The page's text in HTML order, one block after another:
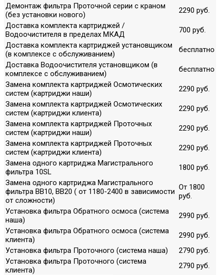
Демонтаж фильтра Проточной серии с краном
(без установки нового)
2290 руб.
Доставка комплекта картриджей /
Водоочистителя в пределах МКАД
700 руб.
Доставка комплекта картриджей установщиком
(в комплексе с обслуживанием)
бесплатно
Доставка Водоочистителя установщиком (в
комплексе с обслуживанием)
бесплатно
Замена комплекта картриджей Осмотических
систем (картриджи наши)
2290 руб.
Замена комплекта картриджей Осмотических
систем (картриджи клиента)
2290 руб.
Замена комплекта картриджей Проточных
систем (картриджи наши)
2290 руб.
Замена комплекта картриджей Проточных
систем (картриджи клиента)
2290 руб.
Замена одного картриджа Магистрального
фильтра 10SL
1800 руб.
Замена одного картриджа Магистрального
фильтра ВВ10, ВВ20 ( от 1180-2400 в зависимости
от сложности)
От 1800
руб.
Установка фильтра Обратного осмоса (система
наша)
2990 руб.
Установка фильтра Обратного осмоса (система
клиента)
2990 руб.
Установка фильтра Проточного (система наша)
2790 руб.
Установка фильтра Проточного (система
клиента)
2790 руб.